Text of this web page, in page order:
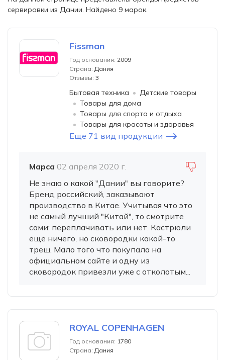
сервировки из Дании. Найдено 9 марок.
Fissman
Год основания: 2009
Страна: Дания
Отзывы: 3
Бытовая техника
Детские товары
Товары для дома
Товары для спорта и отдыха
Товары для красоты и здоровья
Еще 71 вид продукции
Марса 02 апреля 2020 г.
Не знаю о какой "Дании" вы говорите?
Бренд российский, заказывают
производство в Китае. Учитывая что это
не самый лучший "Китай", то смотрите
сами: переплачивать или нет. Кастрюли
еще ничего, но сковородки какой-то
треш. Мало того что покупала на
официальном сайте и одну из
сковородок привезли уже с отколотым...
ROYAL COPENHAGEN
Год основания: 1780
Страна: Дания